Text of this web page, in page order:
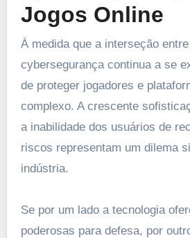
Jogos Online
À medida que a interseção
cybersegurança continua a se
de proteger jogadores e
complexo. A crescente
a inabilidade dos usuários de
riscos representam um dilema
indústria.
Se por um lado a tecnologia
poderosas para defesa, por